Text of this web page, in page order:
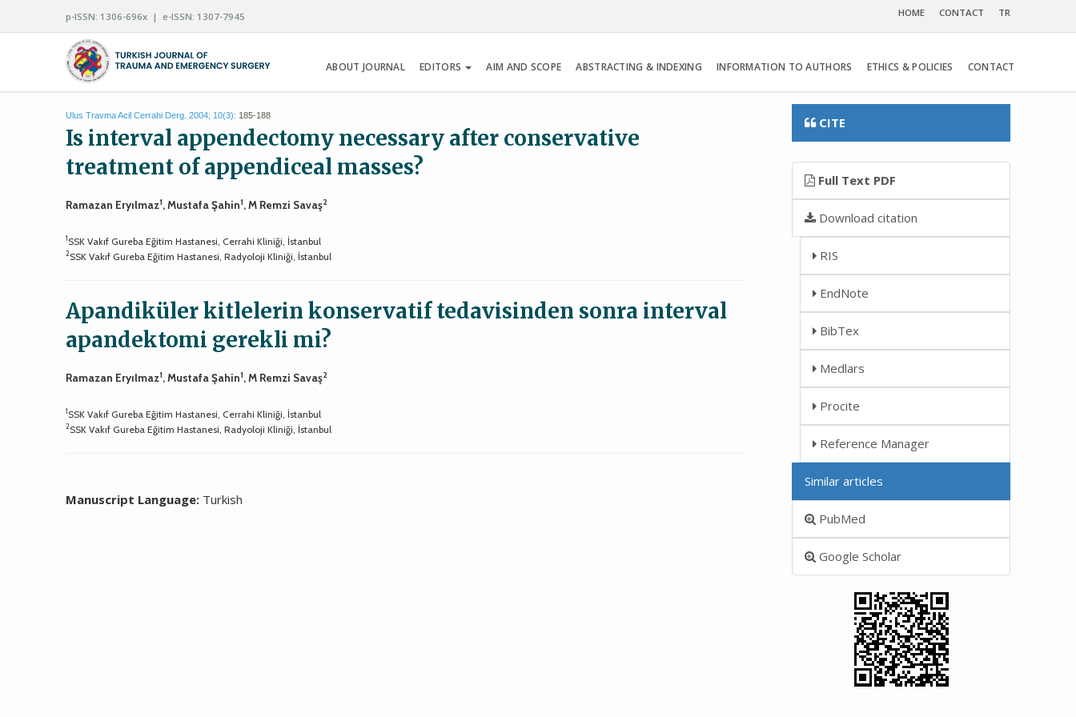
p-ISSN: 1306-696x | e-ISSN: 1307-7945 HOME CONTACT TR
ABOUT JOURNAL EDITORS AIM AND SCOPE ABSTRACTING & INDEXING INFORMATION TO AUTHORS ETHICS & POLICIES CONTACT
Ulus Travma Acil Cerrahi Derg. 2004; 10(3): 185-188
Is interval appendectomy necessary after conservative
treatment of appendiceal masses?
Ramazan Eryılmaz1, Mustafa Şahin1, M Remzi Savaş2
1SSK Vakıf Gureba Eğitim Hastanesi, Cerrahi Kliniği, İstanbul
2SSK Vakıf Gureba Eğitim Hastanesi, Radyoloji Kliniği, İstanbul
Apandiküler kitlelerin konservatif tedavisinden sonra interval
apandektomi gerekli mi?
Ramazan Eryılmaz1, Mustafa Şahin1, M Remzi Savaş2
1SSK Vakıf Gureba Eğitim Hastanesi, Cerrahi Kliniği, İstanbul
2SSK Vakıf Gureba Eğitim Hastanesi, Radyoloji Kliniği, İstanbul
Manuscript Language: Turkish
CITE
Full Text PDF
Download citation
RIS
EndNote
BibTex
Medlars
Procite
Reference Manager
Similar articles
PubMed
Google Scholar